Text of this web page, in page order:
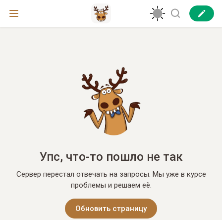
Упс, что-то пошло не так
Сервер перестал отвечать на запросы. Мы уже в курсе
проблемы и решаем её.
Обновить страницу